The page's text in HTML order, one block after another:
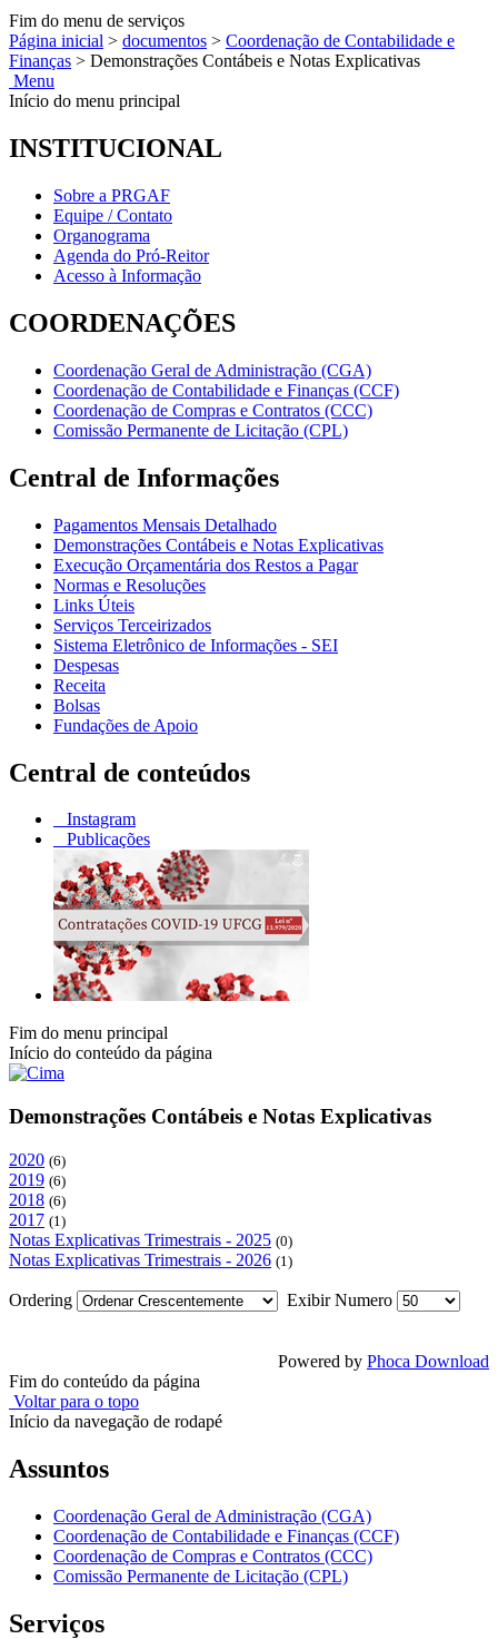
Fim do menu de serviços
Página inicial > documentos > Coordenação de Contabilidade e
Finanças > Demonstrações Contábeis e Notas Explicativas
Menu
Início do menu principal
INSTITUCIONAL
Sobre a PRGAF
Equipe / Contato
Organograma
Agenda do Pró-Reitor
Acesso à Informação
COORDENAÇÕES
Coordenação Geral de Administração (CGA)
Coordenação de Contabilidade e Finanças (CCF)
Coordenação de Compras e Contratos (CCC)
Comissão Permanente de Licitação (CPL)
Central de Informações
Pagamentos Mensais Detalhado
Demonstrações Contábeis e Notas Explicativas
Execução Orçamentária dos Restos a Pagar
Normas e Resoluções
Links Úteis
Serviços Terceirizados
Sistema Eletrônico de Informações - SEI
Despesas
Receita
Bolsas
Fundações de Apoio
Central de conteúdos
Instagram
Publicações
Fim do menu principal
Início do conteúdo da página
Demonstrações Contábeis e Notas Explicativas
2020 (6)
2019 (6)
2018 (6)
2017 (1)
Notas Explicativas Trimestrais - 2025 (0)
Notas Explicativas Trimestrais - 2026 (1)
Ordering Exibir Numero
Powered by Phoca Download
Fim do conteúdo da página
Voltar para o topo
Início da navegação de rodapé
Assuntos
Coordenação Geral de Administração (CGA)
Coordenação de Contabilidade e Finanças (CCF)
Coordenação de Compras e Contratos (CCC)
Comissão Permanente de Licitação (CPL)
Serviços